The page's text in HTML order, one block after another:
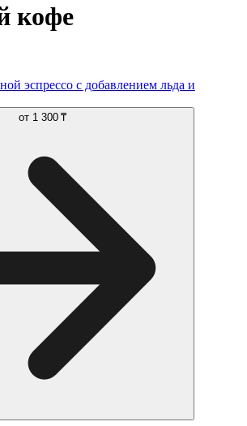
кофе
эспрессо с добавлением льда и
от 1 300 ₸